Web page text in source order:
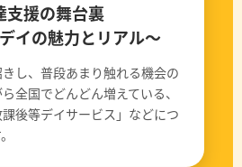
支援の舞台裏
イの魅力とリアル〜
し、普段あまり触れる機会の
全国でどんどん増えている、
課後等デイサービス」などにつ